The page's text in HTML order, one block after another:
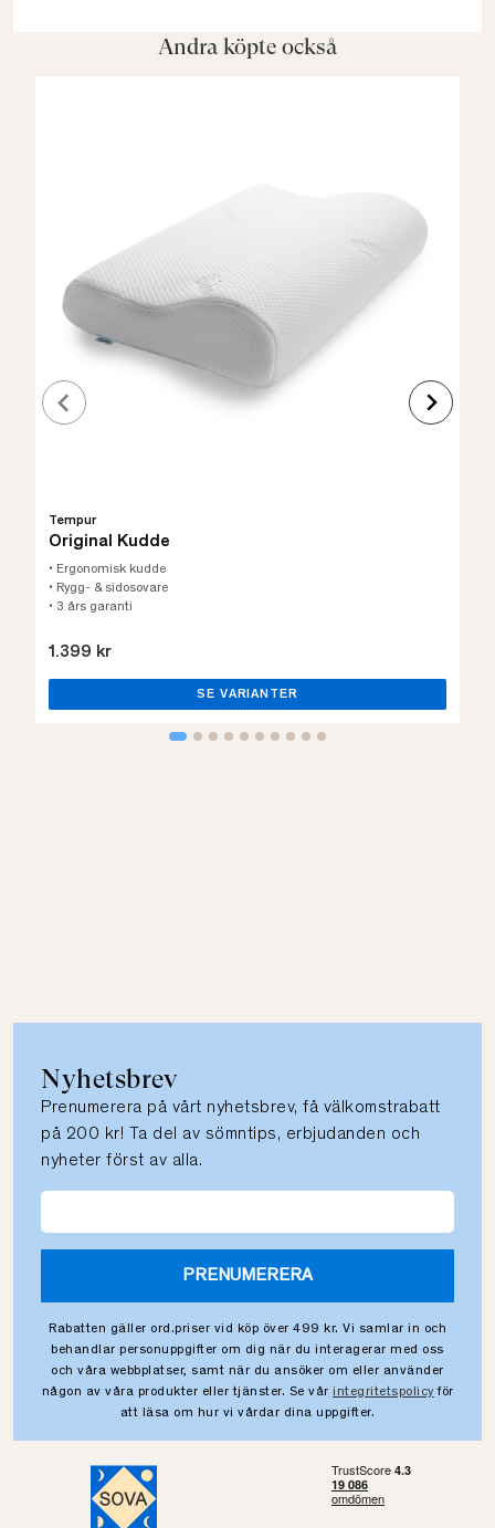
Andra köpte också
Tempur
Original Kudde
• Ergonomisk kudde
• Rygg- & sidosovare
• 3 års garanti
1.399 kr
SE VARIANTER
Nyhetsbrev
Prenumerera på vårt nyhetsbrev, få välkomstrabatt
på 200 kr! Ta del av sömntips, erbjudanden och
nyheter först av alla.
PRENUMERERA
Rabatten gäller ord.priser vid köp över 499 kr. Vi samlar in och
behandlar personuppgifter om dig när du interagerar med oss
och våra webbplatser, samt när du ansöker om eller använder
någon av våra produkter eller tjänster. Se vår integritetspolicy för
att läsa om hur vi vårdar dina uppgifter.